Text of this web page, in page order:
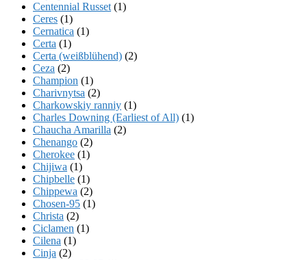
Centennial Russet (1)
Ceres (1)
Cernatica (1)
Certa (1)
Certa (weißblühend) (2)
Ceza (2)
Champion (1)
Charivnytsa (2)
Charkowskiy ranniy (1)
Charles Downing (Earliest of All) (1)
Chaucha Amarilla (2)
Chenango (2)
Cherokee (1)
Chijiwa (1)
Chipbelle (1)
Chippewa (2)
Chosen-95 (1)
Christa (2)
Ciclamen (1)
Cilena (1)
Cinja (2)